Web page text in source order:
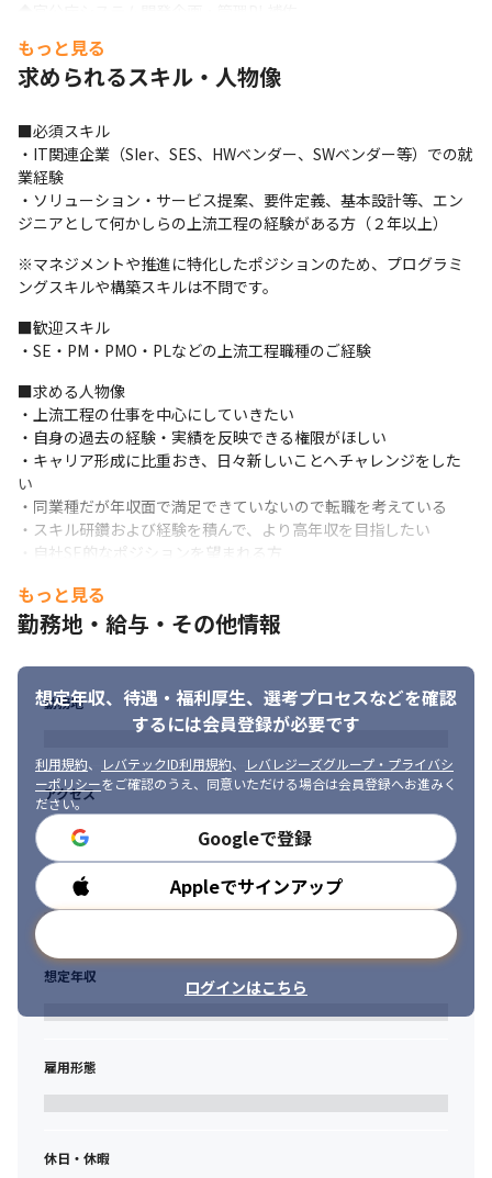
【案件アサインについて】
プロジェクトは市場ニーズ、本人のスキル・経験、意向をふまえ
着実にキャリアステップを踏んでいくことが可能です。
プロジェクトワーク以外の組織業務もあり、０→１で立ち上げて
いくプロセスを経験出来ます。
例）新規ソリューション開発、技術＆ビジネス潮流調査・活用具
現化、採用業務、PR業務、営業業務など
【プロフェッショナルが得られる裁量権】
当社コンサルタントの平均残業時間は15時間程度（2024年1月時
点）。
勤務形態においても、一定勤務期間の実績評価を経て、正社員雇
用で週4日勤務や時短勤務も可能。
【個々カスタマイズされた教育・研修】
入社後すぐにプロジェクトアサインするのではなく、最大１ヶ月
間にて過去の経験の差分で必要となる経験を
座学&ケースにてキャッチアップいただきます。
個人ごとに作成された研修プログラムにより、以下をカスタマイ
ズして実施いたします。
・研修概要（「上流工程の心構え・工程・基礎知識」「ドキュメ
・ケース事例（プロセスごとの資料・テンプレート、ロールプレ
イングやケーススタディ）
・Eラーニング（コミュニケーション・ファシリテーションスキ
ル）
・配属後はOff-JTおよび、代表との定期的なキャリア面談を実
施。
独立系ならではの強みを活かし業界職種における「相対的人件費
割合」より多く報酬還元できる仕組みを踏襲。（以下、事例）
456万円　・30代前半（前職年収400万円→56万円UP）
586万円　・30代後半（前職年収533万円→55万円UP）
633万円　・30代前半（前職年収605万円→28万円UP）
803万円　・30代後半（前職年収600万円→203万円UP）
1083万円  ・30代後半（前職年収750万円→333万円UP）
もっと見る
求められるスキル・人物像
■必須スキル
・IT関連企業（SIer、SES、HWベンダー、SWベンダー等）での就
業経験
・ソリューション・サービス提案、要件定義、基本設計等、エン
ジニアとして何かしらの上流工程の経験がある方（２年以上）
※マネジメントや推進に特化したポジションのため、プログラミ
ングスキルや構築スキルは不問です。
■歓迎スキル
・SE・PM・PMO・PLなどの上流工程職種のご経験
■求める人物像
・上流工程の仕事を中心にしていきたい
・自身の過去の経験・実績を反映できる権限がほしい
・キャリア形成に比重おき、日々新しいことへチャレンジをした
い
・同業種だが年収面で満足できていないので転職を考えている
・スキル研鑽および経験を積んで、より高年収を目指したい
・自社SE的なポジションを望まれる方
もっと見る
勤務地・給与・その他情報
想定年収、待遇・福利厚生、 選考プロセスなどを確認
するには会員登録が必要です
利用規約、 レバテックID利用規約、
レバレジーズグループ・プライバシ
ーポリシーをご確認のうえ、同意いただける場合は会員登録へお進みく
ださい。
Googleで登録
Appleでサインアップ
ログインはこちら
勤務地
アクセス
勤務時間
想定年収
雇用形態
休日・休暇